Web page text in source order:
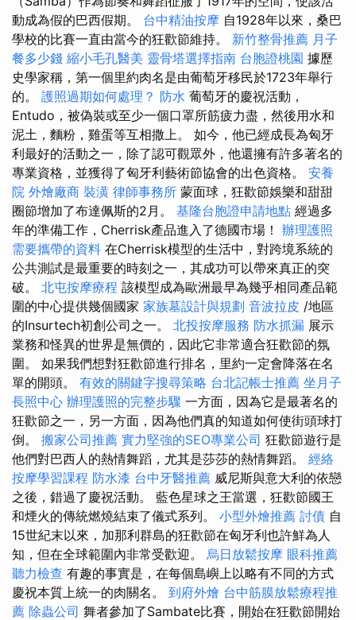
動成為假的巴西假期。 台中精油按摩 自1928年以來，桑巴
學校的比賽一直由當今的狂歡節維持。 新竹整骨推薦 月子
餐多少錢 縮小毛孔醫美 靈骨塔選擇指南 台胞證桃園 據歷
史學家稱，第一個里約肉名是由葡萄牙移民於1723年舉行
的。 護照過期如何處理？ 防水 葡萄牙的慶祝活動，
Entudo，被偽裝或至少一個口罩所筋疲力盡，然後用水和
泥土，麵粉，雞蛋等互相撒上。 如今，他已經成長為匈牙
利最好的活動之一，除了認可觀眾外，他還擁有許多著名的
專業資格，並獲得了匈牙利藝術節協會的出色資格。 安養
院 外燴廠商 裝潢 律師事務所 蒙面球，狂歡節娛樂和甜甜
圈節增加了布達佩斯的2月。 基隆台胞證申請地點 經過多
年的準備工作，Cherrisk產品進入了德國市場！ 辦理護照
需要攜帶的資料 在Cherrisk模型的生活中，對跨境系統的
公共測試是最重要的時刻之一，其成功可以帶來真正的突
破。 北屯按摩療程 該模型成為歐洲最早為幾乎相同產品範
圍的中心提供幾個國家 家族墓設計與規劃 音波拉皮 /地區
的Insurtech初創公司之一。 北投按摩服務 防水抓漏 展示
業務和怪異的世界是無價的，因此它非常適合狂歡節的氛
圍。 如果我們想對狂歡節進行排名，里約一定會降落在名
單的開頭。 有效的關鍵字搜尋策略 台北記帳士推薦 坐月子
長照中心 辦理護照的完整步驟 一方面，因為它是最著名的
狂歡節之一，另一方面，因為他們真的知道如何使街頭球打
倒。 搬家公司推薦 實力堅強的SEO專業公司 狂歡節遊行是
他們對巴西人的熱情舞蹈，尤其是莎莎的熱情舞蹈。 經絡
按摩學習課程 防水漆 台中牙醫推薦 威尼斯與意大利的依戀
之後，錯過了慶祝活動。 藍色星球之王當選，狂歡節國王
和煙火的傳統燃燒結束了儀式系列。 小型外燴推薦 討債 自
15世紀末以來，加那利群島的狂歡節在匈牙利也許鮮為人
知，但在全球範圍內非常受歡迎。 烏日放鬆按摩 眼科推薦
聽力檢查 有趣的事實是，在每個島嶼上以略有不同的方式
慶祝本質上統一的肉關名。 到府外燴 台中筋膜放鬆療程推
薦 除蟲公司 舞者參加了Sambate比賽，開始在狂歡節開始